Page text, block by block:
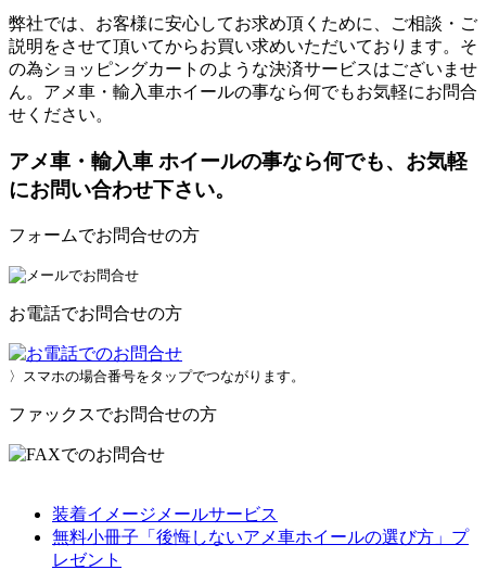
弊社では、お客様に安心してお求め頂くために、ご相談・ご
説明をさせて頂いてからお買い求めいただいております。そ
の為ショッピングカートのような決済サービスはございませ
ん。アメ車・輸入車ホイールの事なら何でもお気軽にお問合
せください。
アメ車・輸入車 ホイールの事なら何でも、お気軽
にお問い合わせ下さい。
フォームでお問合せの方
お電話でお問合せの方
〉スマホの場合番号をタップでつながります。
ファックスでお問合せの方
装着イメージメールサービス
無料小冊子「後悔しないアメ車ホイールの選び方」プ
レゼント